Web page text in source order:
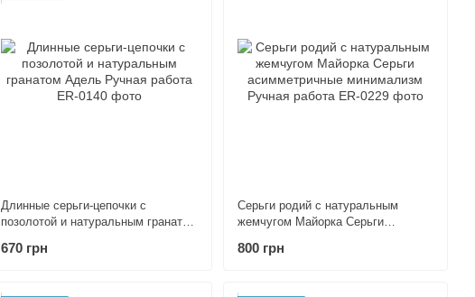
Длинные серьги-цепочки с
позолотой и натуральным гранатом
670 грн
Серьги родий c натуральным
жемчугом Майорка Серьги
Ручная работа
800 грн